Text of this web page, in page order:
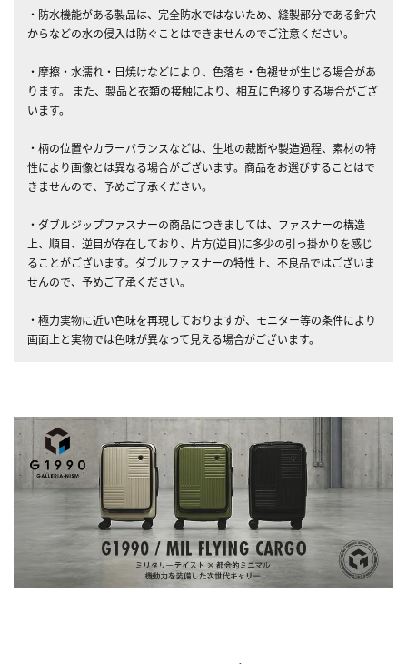
・防水機能がある製品は、完全防水ではないため、縫製部分である針穴
からなどの水の侵入は防ぐことはできませんのでご注意ください。
・摩擦・水濡れ・日焼けなどにより、色落ち・色褪せが生じる場合があ
ります。 また、製品と衣類の接触により、相互に色移りする場合がござ
います。
・柄の位置やカラーバランスなどは、生地の裁断や製造過程、素材の特
性により画像とは異なる場合がございます。商品をお選びすることはで
きませんので、予めご了承ください。
・ダブルジップファスナーの商品につきましては、ファスナーの構造
上、順目、逆目が存在しており、片方(逆目)に多少の引っ掛かりを感じ
ることがございます。ダブルファスナーの特性上、不良品ではございま
せんので、予めご了承ください。
・極力実物に近い色味を再現しておりますが、モニター等の条件により
画面上と実物では色味が異なって見える場合がございます。